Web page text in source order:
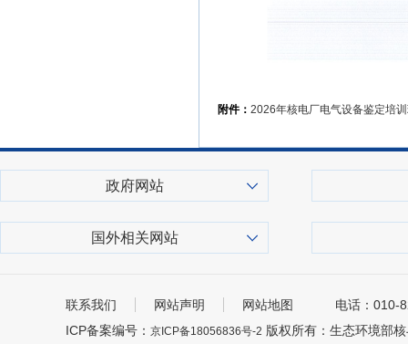
附件： 2026年核电厂电气设备鉴定培
政府网站
国外相关网站
联系我们 网站声明 网站地图
电话：010-
ICP备案编号： 京ICP备18056836号-2 版权所有：生态环境部